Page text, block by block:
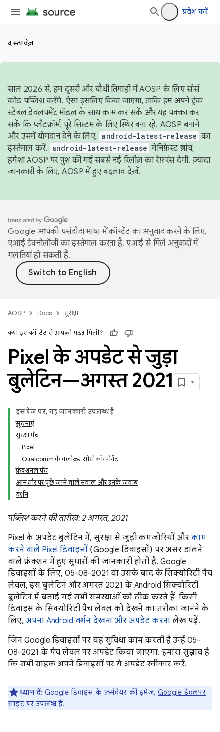
प्रवेश करें
दस्तावेज़
साल 2026 से, हम दूसरी और चौथी तिमाही में AOSP के लिए सोर्स
कोड पब्लिश करेंगे. ऐसा इसलिए किया जाएगा, ताकि हम अपने ट्रंक
स्टेबल डेवलपमेंट मॉडल के साथ काम कर सकें और यह पक्का कर
सकें कि प्लैटफ़ॉर्म, पूरे सिस्टम के लिए स्थिर बना रहे. AOSP बनाने
और उसमें योगदान देने के लिए, android-latest-release का
इस्तेमाल करें.
android-latest-release मेनिफ़ेस्ट ब्रांच,
हमेशा AOSP पर पुश की गई सबसे नई रिलीज़ का रेफ़रंस देगी. ज़्यादा
जानकारी के लिए, AOSP में हुए बदलावदेखें.
Google आपकी पसंदीदा भाषा में कॉन्टेंट का अनुवाद करने के लिए,
एआई टेक्नोलॉजी का इस्तेमाल करता है. एआई से मिले अनुवादों में
गलतियां हो सकती हैं.
AOSP Docs सुरक्षा
क्या इस कॉन्टेंट से आपको मदद मिली?
Pixel के अपडेट से जुड़ा
बुलेटिन—अगस्त 2021
इस पेज पर, यह जानकारी उपलब्ध है
सूचनाएं
सुरक्षा पैच
Pixel
Qualcomm के क्लोज़्ड-सोर्स कॉम्पोनेंट
फ़ंक्शनल पैच
आम तौर पर पूछे जाने वाले सवाल और उनके जवाब
वर्शन
पब्लिश करने की तारीख: 2 अगस्त, 2021
Pixel के अपडेट बुलेटिन में, सुरक्षा से जुड़ी कमजोरियों और काम
करने वाले Pixel डिवाइसों (Google डिवाइसों) पर असर डालने
वाले फ़ंक्शन में हुए सुधारों की जानकारी होती है. Google
डिवाइसों के लिए, 05-08-2021 या उसके बाद के सिक्योरिटी पैच
लेवल, इस बुलेटिन और अगस्त 2021 के Android सिक्योरिटी
बुलेटिन में बताई गई सभी समस्याओं को ठीक करते हैं. किसी
डिवाइस के सिक्योरिटी पैच लेवल को देखने का तरीका जानने के
लिए, अपना Android वर्शन देखना और अपडेट करना लेख पढ़ें.
जिन Google डिवाइसों पर यह सुविधा काम करती है उन्हें 05-
08-2021 के पैच लेवल पर अपडेट किया जाएगा. हमारा सुझाव है
कि सभी ग्राहक अपने डिवाइसों पर ये अपडेट स्वीकार करें.
ध्यान दें: Google डिवाइस के फ़र्मवेयर की इमेज, Google डेवलपर
साइट पर उपलब्ध हैं.